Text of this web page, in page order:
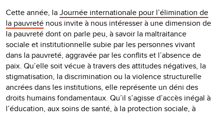
Cette année, laJournée internationale pour l’élimination de
la pauvreté nous invite à nous intéresser à une dimension de
la pauvreté dont on parle peu, à savoir la maltraitance
sociale et institutionnelle subie par les personnes vivant
dans la pauvreté, aggravée par les conflits et l’absence de
paix. Qu’elle soit vécue à travers des attitudes négatives, la
stigmatisation, la discrimination ou la violence structurelle
ancrées dans les institutions, elle représente un déni des
droits humains fondamentaux. Qu’il s’agisse d’accès inégal à
l’éducation, aux soins de santé, à la protection sociale, à